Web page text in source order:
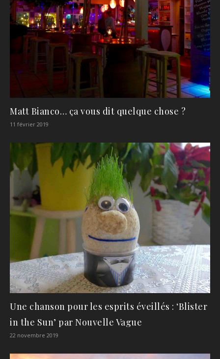
Matt Bianco… ça vous dit quelque chose ?
11 février 2019
Une chanson pour les esprits éveillés : ‘Blister
in the Sun’ par Nouvelle Vague
22 novembre 2019